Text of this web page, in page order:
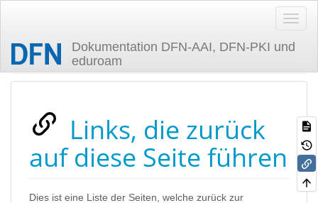
Dokumentation DFN-AAI, DFN-PKI und
eduroam
Zuletzt angesehen
Links, die zurück
auf diese Seite führen
Dies ist eine Liste der Seiten, welche zurück zur